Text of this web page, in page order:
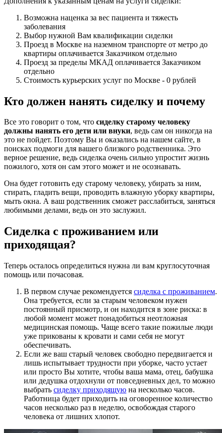
Возможна наценка за вес пациента и тяжесть
заболевания
Выбор нужной Вам квалификации сиделки
Проезд в Москве на наземном транспорте от метро до
квартиры оплачивается Заказчиком отдельно
Проезд за пределы МКАД оплачивается Заказчиком
отдельно
Стоимость курьерских услуг по Москве - 0 рублей
Кто должен нанять сиделку и почему
Все это говорит о том, что сиделку старому человеку
должны нанять его дети или внуки, ведь сам он никогда на
это не пойдет. Поэтому Вы и оказались на нашем сайте, в
поисках подмоги для вашего близкого родственника. Это
верное решение, ведь сиделка очень сильно упростит жизнь
пожилого, хотя он сам этого может и не осознавать.
Она будет готовить еду старому человеку, убирать за ним,
стирать, гладить вещи, проводить влажную уборку квартиры,
мыть окна. А ваш родственник сможет расслабиться, заняться
любимыми делами, ведь он это заслужил.
Сиделка с проживанием или
приходящая?
Теперь осталось определиться нужна ли вам круглосуточная
помощь или почасовая.
В первом случае рекомендуется сиделка с проживанием.
Она требуется, если за старым человеком нужен
постоянный присмотр, и он находится в зоне риска: в
любой момент может понадобиться неотложная
медицинская помощь. Чаще всего такие пожилые люди
уже прикованы к кровати и сами себя не могут
обеспечивать.
Если же ваш старый человек свободно передвигается и
лишь испытывает трудности при уборке, часто устает
или просто Вы хотите, чтобы ваша мама, отец, бабушка
или дедушка отдохнули от повседневных дел, то можно
выбрать сиделку приходящую на несколько часов.
Работница будет приходить на оговоренное количество
часов несколько раз в неделю, освобождая старого
человека от лишних хлопот.